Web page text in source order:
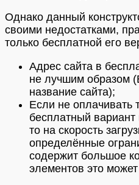
Однако данный
своими недостатками,
только бесплатной его
Адрес сайта в
не лучшим образом
название сайта);
Если не оплачивать
бесплатный вариант
то на скорость
определённые
содержит большое
элементов это